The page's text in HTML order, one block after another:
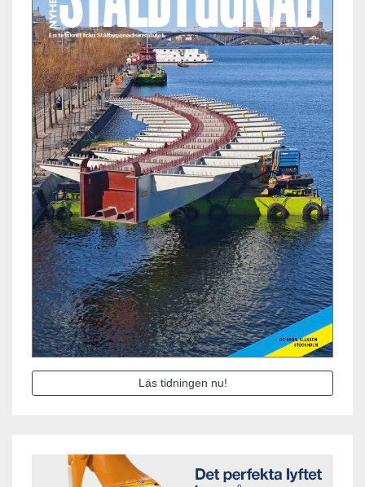
Läs tidningen nu!